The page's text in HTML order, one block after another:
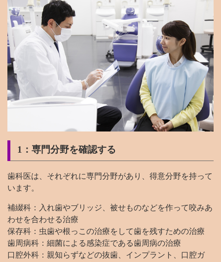
1：専門分野を確認する
歯科医は、それぞれに専門分野があり、得意分野を持って
います。
補綴科：入れ歯やブリッジ、被せものなどを作って咬みあ
わせを合わせる治療
保存科：虫歯や根っこの治療をして歯を残すための治療
歯周病科：細菌による感染症である歯周病の治療
口腔外科：親知らずなどの抜歯、インプラント、口腔ガ